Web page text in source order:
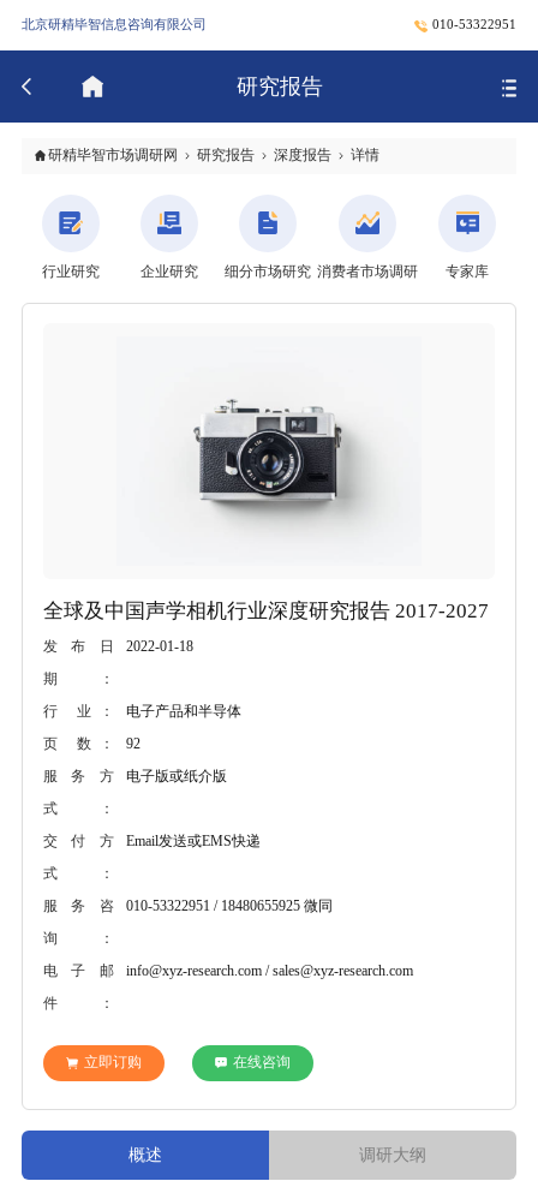
北京研精毕智信息咨询有限公司 010-53322951
研究报告
研精毕智市场调研网 研究报告 深度报告 详情
行业研究 企业研究 细分市场研究 消费者市场调研 专家库
全球及中国声学相机行业深度研究报告 2017-2027
发布日
期：
2022-01-18
行 业：
电子产品和半导体
页 数：
92
服务方
式：
电子版或纸介版
交付方
式：
Email发送或EMS快递
服务咨
询：
010-53322951 / 18480655925 微同
电子邮
件：
info@xyz-research.com / sales@xyz-research.com
立即订购 在线咨询
概述 调研大纲